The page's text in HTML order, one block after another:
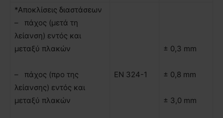
*Αποκλίσεις διαστάσεων
– πάχος (µετά τη
λείανση) εντός και
µεταξύ πλακών
– πάχος (προ της
λείανσης) εντός και
µεταξύ πλακών
ΕΝ 324-1
± 0,3 mm
± 0,8 mm
± 3,0 mm